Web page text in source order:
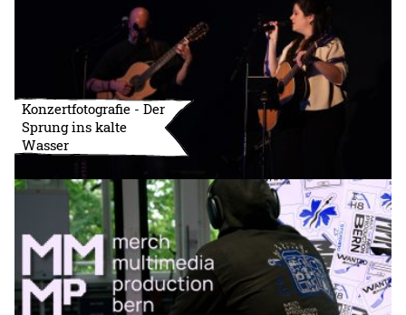
Konzertfotografie - Der
Sprung ins kalte
Wasser